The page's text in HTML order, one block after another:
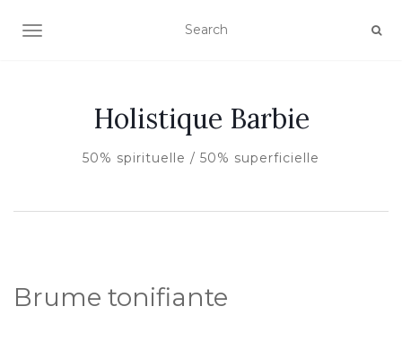
AFFICHER/MASQUER LA NAVIGATION
Holistique Barbie
50% spirituelle / 50% superficielle
Brume tonifiante